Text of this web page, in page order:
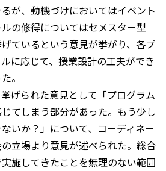
が、動機づけにおいてはイベント
の修得についてはセメスター型
ているという意見が挙がり、各プ
に応じて、授業設計の工夫ができ
。
げられた意見として「プログラム
てしまう部分があった。もう少し
いか？」について、コーディネー
立場より意見が述べられた。総合
施してきたことを無理のない範囲